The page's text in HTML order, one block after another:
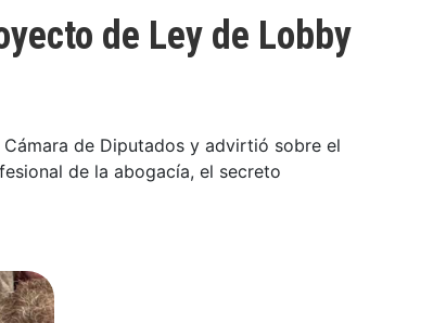
de Ley de Lobby
de Diputados y advirtió sobre el
de la abogacía, el secreto